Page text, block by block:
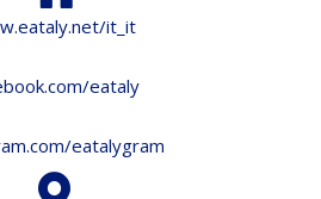
it_it
eataly
eatalygram